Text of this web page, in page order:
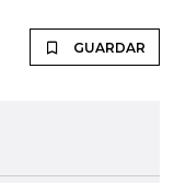
GUARDAR